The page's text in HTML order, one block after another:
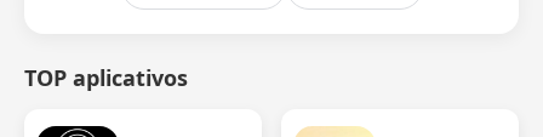
TOP aplicativos